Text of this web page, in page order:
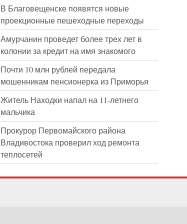
В Благовещенске появятся новые
проекционные пешеходные переходы
Амурчанин проведет более трех лет в
колонии за кредит на имя знакомого
Почти 10 млн рублей передала
мошенникам пенсионерка из Приморья
Житель Находки напал на 11-летнего
мальчика
Прокурор Первомайского района
Владивостока проверил ход ремонта
теплосетей